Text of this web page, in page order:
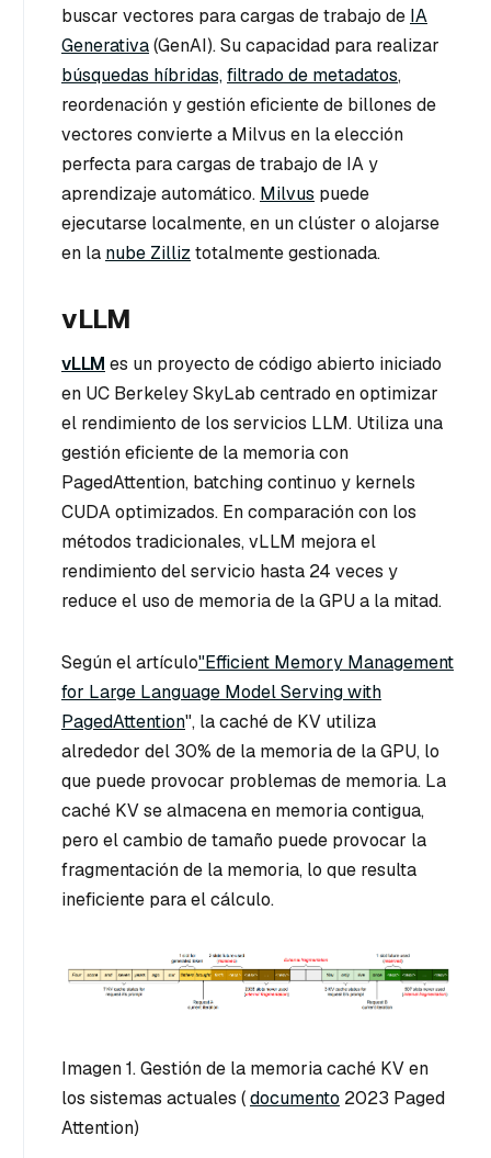
buscar vectores para cargas de trabajo de IA
Generativa(GenAI). Su capacidad para realizar
búsquedas híbridas,filtrado de metadatos,
reordenación y gestión eficiente de billones de
vectores convierte a Milvus en la elección
perfecta para cargas de trabajo de IA y
aprendizaje automático. Milvus puede
ejecutarse localmente, en un clúster o alojarse
en la nube Zilliz totalmente gestionada.
vLLM
vLLM es un proyecto de código abierto iniciado
en UC Berkeley SkyLab centrado en optimizar
el rendimiento de los servicios LLM. Utiliza una
gestión eficiente de la memoria con
PagedAttention, batching continuo y kernels
CUDA optimizados. En comparación con los
métodos tradicionales, vLLM mejora el
rendimiento del servicio hasta 24 veces y
reduce el uso de memoria de la GPU a la mitad.
Según el artículo"Efficient Memory Management
for Large Language Model Serving with
PagedAttention", la caché de KV utiliza
alrededor del 30% de la memoria de la GPU, lo
que puede provocar problemas de memoria. La
caché KV se almacena en memoria contigua,
pero el cambio de tamaño puede provocar la
fragmentación de la memoria, lo que resulta
ineficiente para el cálculo.
Imagen 1. Gestión de la memoria caché KV en
los sistemas actuales (documento 2023 Paged
Attention)